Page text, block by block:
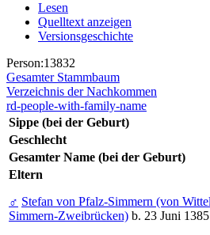
Lesen
Quelltext anzeigen
Versionsgeschichte
Person:13832
Gesamter Stammbaum
Verzeichnis der Nachkommen
rd-people-with-family-name
Sippe (bei der Geburt)
Geschlecht
Gesamter Name (bei der Geburt)
Eltern
♂ Stefan von Pfalz-Simmern (von
Simmern-Zweibrücken) b. 23 Juni